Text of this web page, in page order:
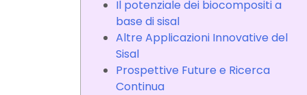
Il potenziale dei biocompositi a
base di sisal
Altre Applicazioni Innovative del
Sisal
Prospettive Future e Ricerca
Continua